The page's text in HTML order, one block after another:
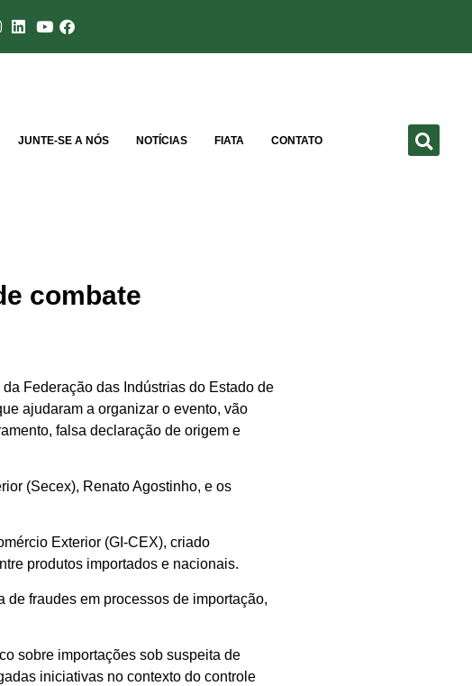
JUNTE-SE A NÓS NOTÍCIAS FIATA CONTATO
combate
Federação das Indústrias do Estado de
ajudaram a organizar o evento, vão
falsa declaração de origem e
(Secex), Renato Agostinho, e os
Exterior (GI-CEX), criado
produtos importados e nacionais.
fraudes em processos de importação,
sobre importações sob suspeita de
iniciativas no contexto do controle